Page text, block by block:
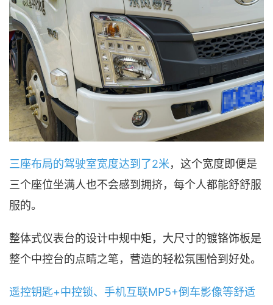
三座布局的驾驶室宽度达到了2米，这个宽度即便是
三个座位坐满人也不会感到拥挤，每个人都能舒舒服
服的。
整体式仪表台的设计中规中矩，大尺寸的镀铬饰板是
整个中控台的点睛之笔，营造的轻松氛围恰到好处。
遥控钥匙+中控锁、手机互联MP5+倒车影像等舒适